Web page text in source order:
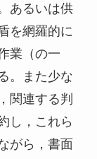
あるいは供
を網羅的に
業（の一
。また少な
関連する判
し，これら
がら，書面